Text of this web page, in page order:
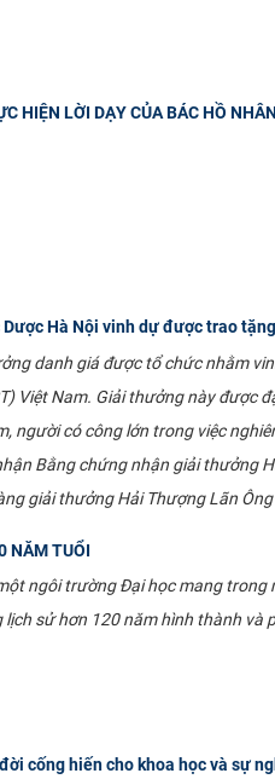
HIỆN LỜI DẠY CỦA BÁC HỒ
Hà Nội vinh dự được trao
danh giá được tổ chức nhằm
Việt Nam. Giải thưởng này được
người có công lớn trong việc
Bằng chứng nhận giải thưởng
giải thưởng Hải Thượng Lãn Ông
NĂM TUỔI
ngôi trường Đại học mang trong
sử hơn 120 năm hình thành
cống hiến cho khoa học và sự